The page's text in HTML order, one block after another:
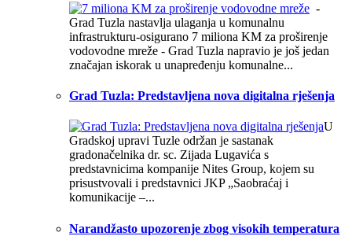
-
Grad Tuzla nastavlja ulaganja u komunalnu
infrastrukturu-osigurano 7 miliona KM za proširenje
vodovodne mreže - Grad Tuzla napravio je još jedan
značajan iskorak u unapređenju komunalne...
Grad Tuzla: Predstavljena nova digitalna rješenja
U
Gradskoj upravi Tuzle održan je sastanak
gradonačelnika dr. sc. Zijada Lugavića s
predstavnicima kompanije Nites Group, kojem su
prisustvovali i predstavnici JKP „Saobraćaj i
komunikacije –...
Narandžasto upozorenje zbog visokih temperatura